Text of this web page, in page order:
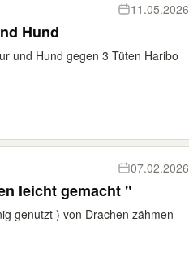
11.05.2026
Hund
und Hund gegen 3 Tüten Haribo
07.02.2026
leicht gemacht "
genutzt ) von Drachen zähmen